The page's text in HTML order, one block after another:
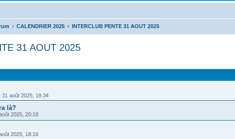
CALENDRIER 2025 INTERCLUB PENTE 31 AOUT 2025
31 AOUT 2025
31 août 2025, 19:34
là?
2025, 20:18
2025, 18:16